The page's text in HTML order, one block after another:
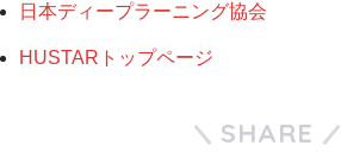
日本ディープラーニング協会
HUSTARトップページ
SHARE